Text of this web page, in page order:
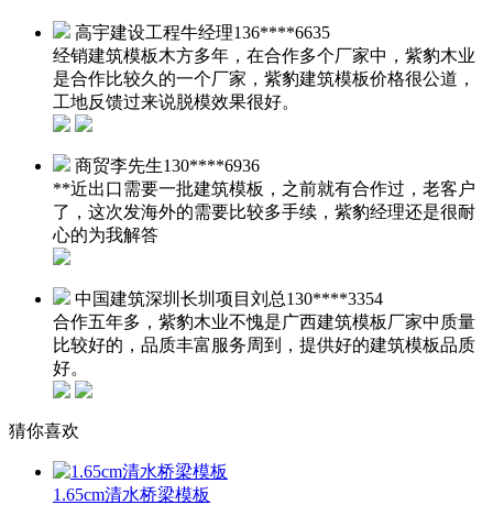
高宇建设工程牛经理136****6635
经销建筑模板木方多年，在合作多个厂家中，紫豹木业
是合作比较久的一个厂家，紫豹建筑模板价格很公道，
工地反馈过来说脱模效果很好。
商贸李先生130****6936
**近出口需要一批建筑模板，之前就有合作过，老客户
了，这次发海外的需要比较多手续，紫豹经理还是很耐
心的为我解答
中国建筑深圳长圳项目刘总130****3354
合作五年多，紫豹木业不愧是广西建筑模板厂家中质量
比较好的，品质丰富服务周到，提供好的建筑模板品质
好。
猜你喜欢
1.65cm清水桥梁模板